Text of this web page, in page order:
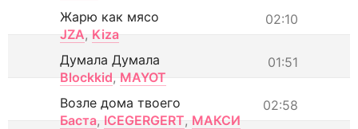
02:10
Жарю как мясо
JZA, Kiza
01:51
Думала Думала
Blockkid, MAYOT
02:58
Возле дома твоего
Баста, ICEGERGERT, МАКСИ